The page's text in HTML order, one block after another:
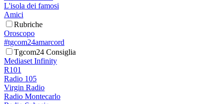
L'isola dei famosi
Amici
Rubriche
Oroscopo
#tgcom24amarcord
Tgcom24 Consiglia
Mediaset Infinity
R101
Radio 105
Virgin Radio
Radio Montecarlo